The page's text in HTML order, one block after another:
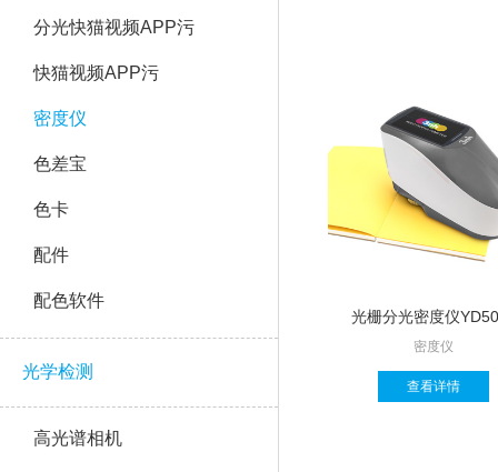
分光快猫视频APP污
快猫视频APP污
密度仪
色差宝
色卡
配件
配色软件
光学检测
高光谱相机
光栅分光密度仪
密度仪
查看详情